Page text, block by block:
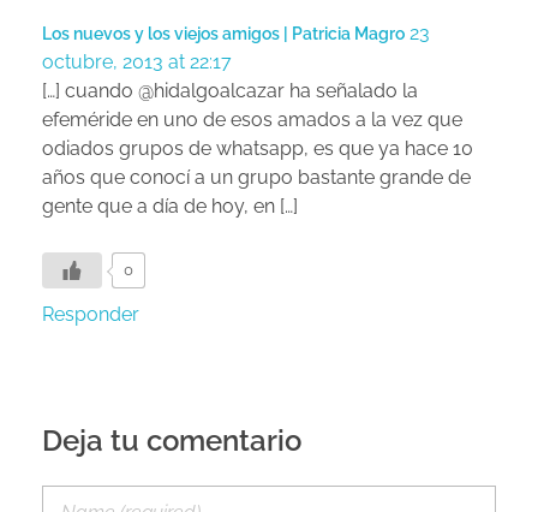
Los nuevos y los viejos amigos | Patricia Magro 23
octubre, 2013 at 22:17
[…] cuando @hidalgoalcazar ha señalado la
efeméride en uno de esos amados a la vez que
odiados grupos de whatsapp, es que ya hace 10
años que conocí a un grupo bastante grande de
gente que a día de hoy, en […]
0
Responder
Deja tu comentario